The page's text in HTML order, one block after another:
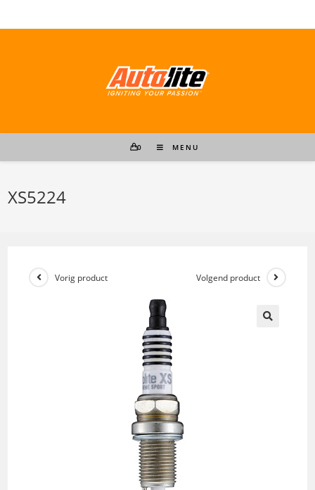
naar
0 MENU
XS5224
Vorig product Volgend product